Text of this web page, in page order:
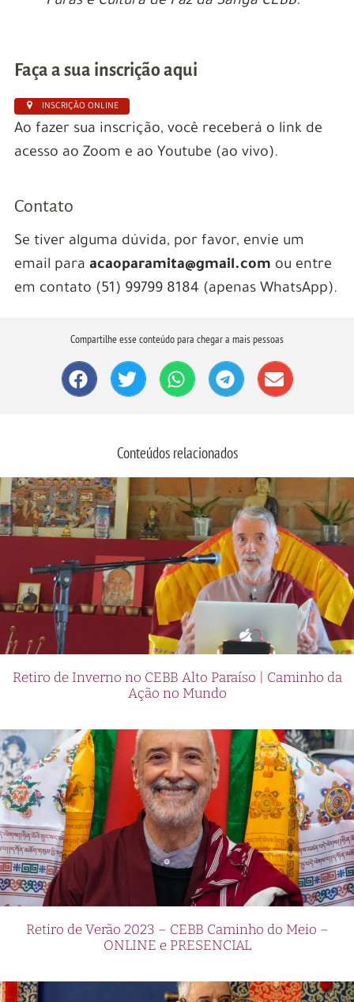
Faça a sua inscrição aqui
INSCRIÇÃO ONLINE
Ao fazer sua inscrição, você receberá o link de
acesso ao Zoom e ao Youtube (ao vivo).
Contato
Se tiver alguma dúvida, por favor, envie um
email para acaoparamita@gmail.com ou entre
em contato (51) 99799 8184 (apenas WhatsApp).
Compartilhe esse conteúdo para chegar a mais pessoas
Conteúdos relacionados
Retiro de Inverno no CEBB Alto Paraíso | Caminho da
Ação no Mundo
Retiro de Verão 2023 – CEBB Caminho do Meio –
ONLINE e PRESENCIAL